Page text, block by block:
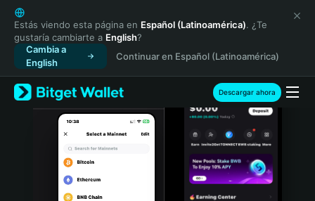
English
日本語
Tiếng Việt
Русский
Español (Latinoamérica)
Türkçe
Italiano
Português (Portugal)
Estás viendo esta página en Español (Latinoamérica). ¿Te
gustaría cambiarte a English?
Cambia a
English
Continuar en Español (Latinoamérica)
Descargar ahora